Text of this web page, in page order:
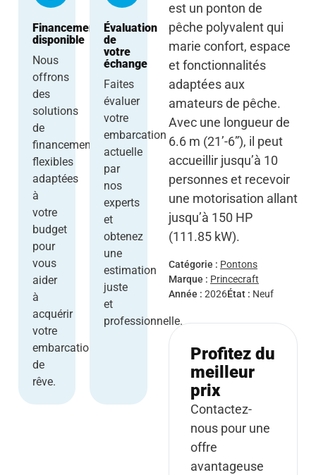
Financement
disponible
Nous
offrons
des
solutions
de
financement
flexibles
adaptées
à
votre
budget
pour
vous
aider
à
acquérir
votre
embarcation
de
rêve.
Évaluation
de
votre
échange
Faites
évaluer
votre
embarcation
actuelle
par
nos
experts
et
obtenez
une
estimation
juste
et
professionnelle.
est un ponton de
pêche polyvalent qui
marie confort, espace
et fonctionnalités
adaptées aux
amateurs de pêche.
Avec une longueur de
6.6 m (21’-6”), il peut
accueillir jusqu’à 10
personnes et recevoir
une motorisation allant
jusqu’à 150 HP
(111.85 kW).
Catégorie : Pontons
Marque : Princecraft
Année : 2026État : Neuf
Profitez du
meilleur
prix
Contactez-
nous pour une
offre
avantageuse